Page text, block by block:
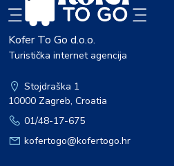
Kofer To Go d.o.o.
Turistička internet agencija
Stojdraška 1
10000 Zagreb, Croatia
01/48-17-675
kofertogo@kofertogo.hr